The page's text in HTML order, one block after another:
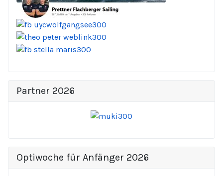
Partner 2026
Optiwoche für Anfänger 2026